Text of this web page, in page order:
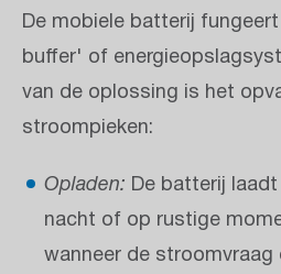
De mobiele batterij
buffer' of
van de oplossing is het
stroompieken:
Opladen: De batterij
nacht of op rustige
wanneer de